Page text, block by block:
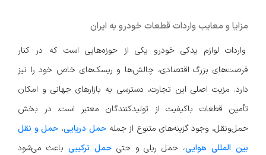
مزایا و معایب واردات قطعات خودرو به ایران
واردات لوازم یدکی خودرو یکی از حوزه‌هایی است که در کنار
فرصت‌های بزرگ اقتصادی، چالش‌ها و ریسک‌های خاص خود را نیز
دارد. مزیت اصلی این تجارت، دسترسی به بازارهای جهانی و امکان
تأمین قطعات باکیفیت از تولیدکنندگان معتبر است. در بخش
حمل‌ونقل، وجود گزینه‌های متنوع از جملهحمل دریایی، حمل و نقل
بین المللی هوایی، حمل ریلی و حتیحمل ترکیبی باعث می‌شود